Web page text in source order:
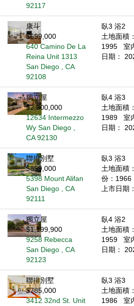
92117
康斗
$699,000
640 Camino De La
Reina Unit 1313
San Diego , CA
92108
臥3 浴2
土地面積
1995
室
日期：
獨立屋
$2,300,000
12634 Intermezzo
Wy San Diego ,
CA 92130
臥4 浴3
土地面積
1989
室
日期：
聯排別墅
$859,000
5398 Mount Alifan
San Diego , CA
92111
臥3 浴3
土地面積
份：1966
上市日期
獨立屋
$1,199,900
9258 Rebecca
San Diego , CA
92123
臥4 浴2
土地面積
1959
室
日期：
聯排別墅
$785,000
3412 32nd St. Unit
臥3 浴3
土地面積
1986
室